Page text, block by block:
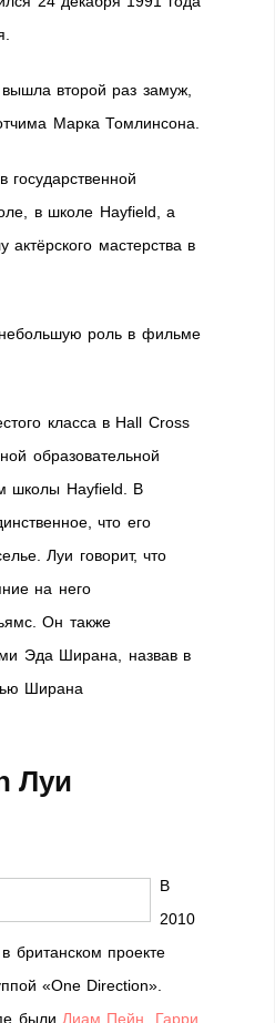
второй раз замуж,
Марка Томлинсона.
государственной
в школе Hayfield, а
мастерства в
роль в фильме
класса в Hall Cross
образовательной
школы Hayfield. В
что его
Луи говорит, что
на него
Он также
Эда Ширана, назвав в
Ширана
Луи
В
2010
британском проекте
«One Direction».
были Лиам Пейн Гарри